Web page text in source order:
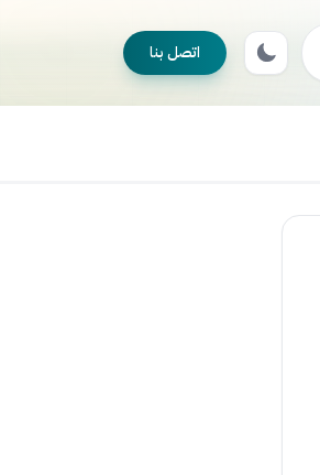
اتصل بنا